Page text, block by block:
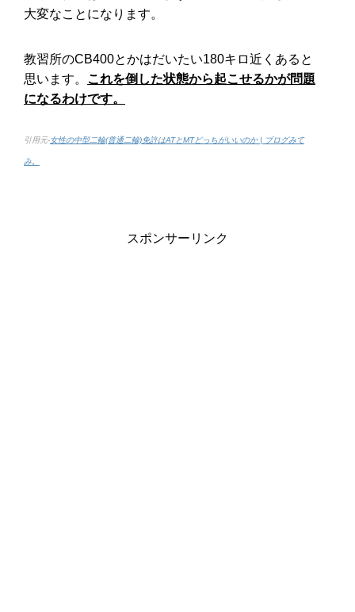
大変なことになります。
教習所のCB400とかはだいたい180キロ近くあると
思います。 これを倒した状態から起こせるかが問題
になるわけです。
引用元-女性の中型二輪(普通二輪)免許はATとMTどっちがいいのか | ブログみて
み。
スポンサーリンク